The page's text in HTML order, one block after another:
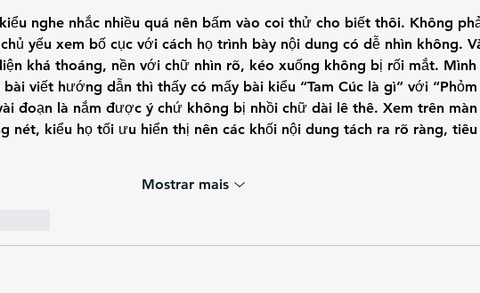
nghe nhắc nhiều quá nên bấm vào coi thử cho biết thôi. Không
yếu xem bố cục với cách họ trình bày nội dung có dễ nhìn không.
khá thoáng, nền với chữ nhìn rõ, kéo xuống không bị rối mắt. Mình
viết hướng dẫn thì thấy có mấy bài kiểu “Tam Cúc là gì” với “Phỏm
đoạn là nắm được ý chứ không bị nhồi chữ dài lê thê. Xem trên màn
nét, kiểu họ tối ưu hiển thị nên các khối nội dung tách ra rõ ràng,
Mostrar mais